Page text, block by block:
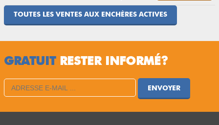
TOUTES LES VENTES AUX ENCHÈRES ACTIVES
GRATUITRESTER INFORMÉ?
ENVOYER